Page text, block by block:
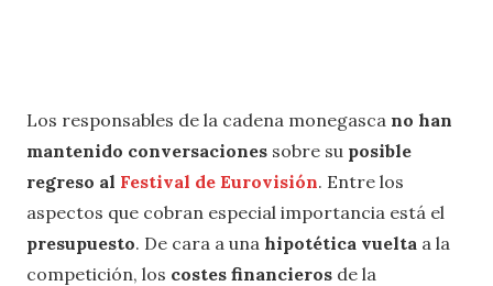
Los responsables de la cadena monegasca no han
mantenido conversaciones sobre su posible
regreso al Festival de Eurovisión. Entre los
aspectos que cobran especial importancia está el
presupuesto. De cara a una hipotética vuelta a la
competición, los costes financieros de la